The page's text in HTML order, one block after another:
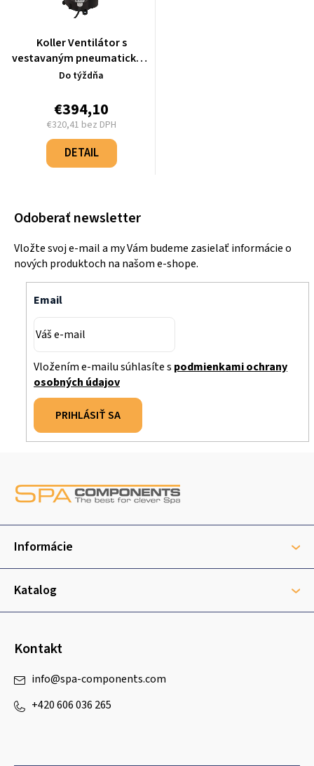
Koller Ventilátor s
vestavaným pneumatickým
ovládaním rad X604. H-3604-
Do týždňa
€394,10
€320,41 bez DPH
Jednotková
cena:
DETAIL
Odoberať newsletter
Vložte svoj e-mail a my Vám budeme zasielať informácie o
nových produktoch na našom e-shope.
Email
Vložením e-mailu súhlasíte s podmienkami ochrany
osobných údajov
PRIHLÁSIŤ SA
ä
i
Informácie
Katalog
Kontakt
info@spa-components.com
+420 606 036 265